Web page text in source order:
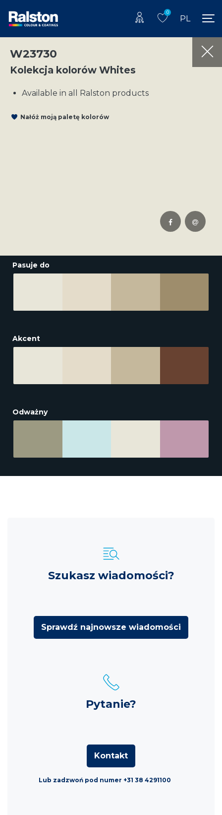
0
PL
W23730
Kolekcja kolorów Whites
Available in all Ralston products
Nałóż moją paletę kolorów
Pasuje do
Akcent
Odważny
Szukasz wiadomości?
Sprawdź najnowsze wiadomości
Pytanie?
Kontakt
Lub zadzwoń pod numer +31 38 4291100